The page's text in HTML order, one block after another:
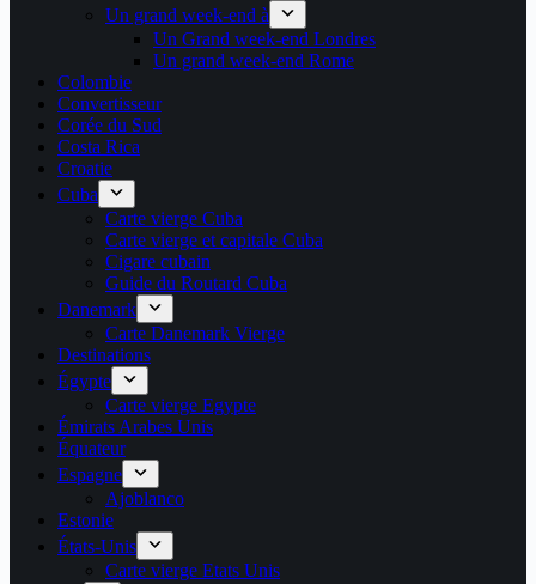
Un grand week-end à
Un Grand week-end Londres
Un grand week-end Rome
Colombie
Convertisseur
Corée du Sud
Costa Rica
Croatie
Cuba
Carte vierge Cuba
Carte vierge et capitale Cuba
Cigare cubain
Guide du Routard Cuba
Danemark
Carte Danemark Vierge
Destinations
Égypte
Carte vierge Egypte
Émirats Arabes Unis
Équateur
Espagne
Ajoblanco
Estonie
États-Unis
Carte vierge Etats Unis